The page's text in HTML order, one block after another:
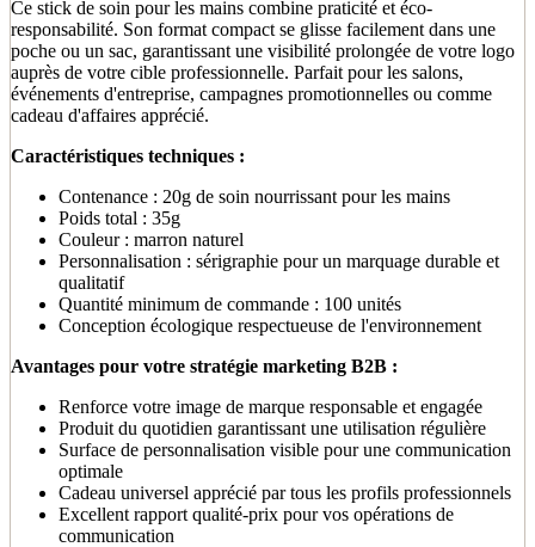
Ce stick de soin pour les mains combine praticité et éco-
responsabilité. Son format compact se glisse facilement dans une
poche ou un sac, garantissant une visibilité prolongée de votre logo
auprès de votre cible professionnelle. Parfait pour les salons,
événements d'entreprise, campagnes promotionnelles ou comme
cadeau d'affaires apprécié.
Caractéristiques techniques :
Contenance : 20g de soin nourrissant pour les mains
Poids total : 35g
Couleur : marron naturel
Personnalisation : sérigraphie pour un marquage durable et
qualitatif
Quantité minimum de commande : 100 unités
Conception écologique respectueuse de l'environnement
Avantages pour votre stratégie marketing B2B :
Renforce votre image de marque responsable et engagée
Produit du quotidien garantissant une utilisation régulière
Surface de personnalisation visible pour une communication
optimale
Cadeau universel apprécié par tous les profils professionnels
Excellent rapport qualité-prix pour vos opérations de
communication